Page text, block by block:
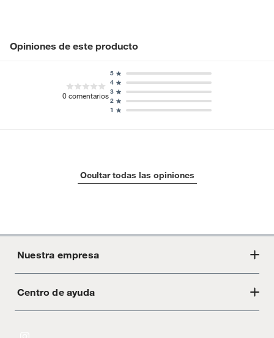
Opiniones de este producto
0comentarios
1
2
3
4
5
Ocultar todas las opiniones
Nuestra empresa
Acerca de Crate
Centro de ayuda